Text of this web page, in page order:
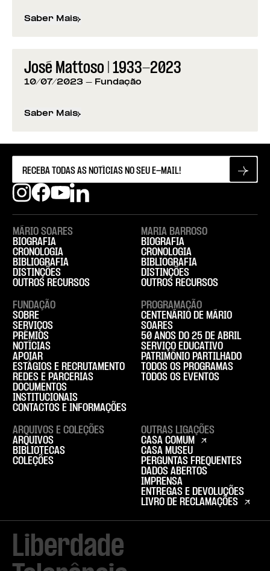
Saber Mais
sobre Vencedores do Prémio Mário Soares:
José Mattoso | 1933-2023
10/07/2023 - Fundação
Saber Mais
sobre José Mattoso | 1933-2023
Liberdade
MÁRIO SOARES
BIOGRAFIA
CRONOLOGIA
BIBLIOGRAFIA
DISTINÇÕES
OUTROS RECURSOS
MARIA BARROSO
BIOGRAFIA
CRONOLOGIA
BIBLIOGRAFIA
DISTINÇÕES
OUTROS RECURSOS
FUNDAÇÃO
SOBRE
SERVIÇOS
PRÉMIOS
NOTÍCIAS
APOIAR
ESTÁGIOS E RECRUTAMENTO
REDES E PARCERIAS
DOCUMENTOS
INSTITUCIONAIS
CONTACTOS E INFORMAÇÕES
PROGRAMAÇÃO
CENTENÁRIO DE MÁRIO
SOARES
50 ANOS DO 25 DE ABRIL
SERVIÇO EDUCATIVO
PATRIMÓNIO PARTILHADO
TODOS OS PROGRAMAS
TODOS OS EVENTOS
ARQUIVOS E COLEÇÕES
ARQUIVOS
BIBLIOTECAS
COLEÇÕES
OUTRAS LIGAÇÕES
CASA COMUM
CASA MUSEU
PERGUNTAS FREQUENTES
DADOS ABERTOS
IMPRENSA
ENTREGAS E DEVOLUÇÕES
LIVRO DE RECLAMAÇÕES